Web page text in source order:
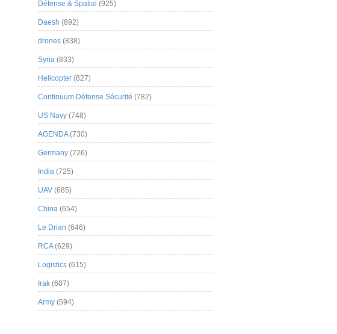
Défense & Spatial (925)
Daesh (892)
drones (838)
Syria (833)
Helicopter (827)
Continuum Défense Sécurité (782)
US Navy (748)
AGENDA(730)
Germany (726)
India (725)
UAV (685)
China (654)
Le Drian (646)
RCA(629)
Logistics (615)
Irak (607)
Army (594)